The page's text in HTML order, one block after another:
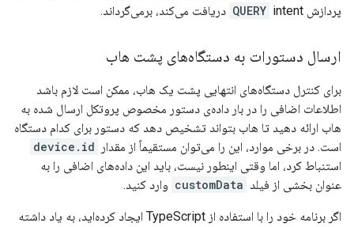
پردازش
QUERY intent دریافت می‌کند، برمی‌گرداند.
ارسال دستورات به دستگاه‌های پشت هاب
برای کنترل دستگاه‌های انتهایی پشت یک هاب، ممکن است لازم باشد
اطلاعات اضافی را در بار داده‌ی دستور مخصوص پروتکل ارسال شده به
هاب ارائه دهید تا هاب بتواند تشخیص دهد که دستور برای کدام دستگاه
است. در برخی موارد، این را می‌توان مستقیماً از مقدار
device.id
استنباط کرد، اما وقتی اینطور نیست، باید این داده‌های اضافی را به
عنوان بخشی از فیلد customData وارد کنید.
اگر برنامه خود را با استفاده از TypeScript ایجاد کرده‌اید، به یاد داشته